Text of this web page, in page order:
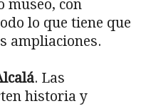
museo, con
lo que tiene que
ampliaciones.
. Las
historia y